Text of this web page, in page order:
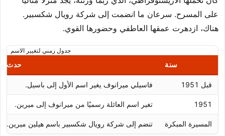
على المسرح. سرعان ما انضمت إلى شركة رويال شكسبير.
هناك، ازدهرت عمقها العاطفي وحضورها القوي.
جدول زمني لتغيير الاسم
سنة حدث
قبل 1951 فاسيلي ميرانوف يغير اسم الأول إلى باسيل.
1951 تغير اسم العائلة رسميًا من ميرانوف إلى ميرين.
المسيرة المبكرة تنضم إلى شركة رويال شكسبير باسم هيلين ميرين.